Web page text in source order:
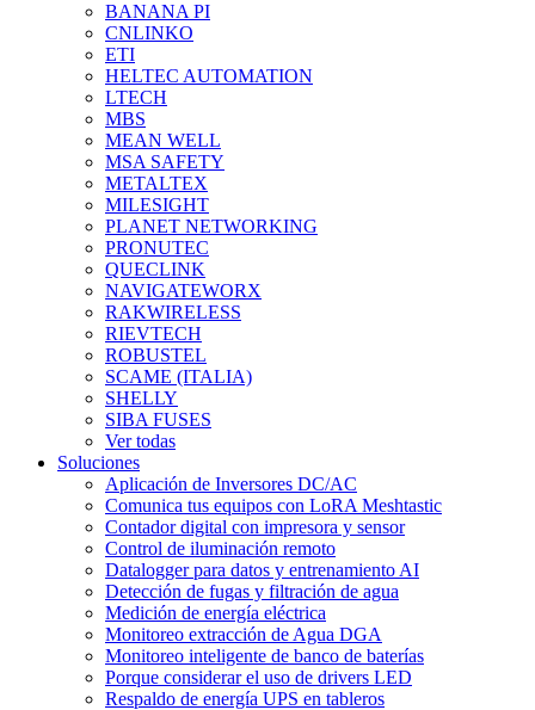
BANANA PI
CNLINKO
ETI
HELTEC AUTOMATION
LTECH
MBS
MEAN WELL
MSA SAFETY
METALTEX
MILESIGHT
PLANET NETWORKING
PRONUTEC
QUECLINK
NAVIGATEWORX
RAKWIRELESS
RIEVTECH
ROBUSTEL
SCAME (ITALIA)
SHELLY
SIBA FUSES
Ver todas
Soluciones
Aplicación de Inversores DC/AC
Comunica tus equipos con LoRA Meshtastic
Contador digital con impresora y sensor
Control de iluminación remoto
Datalogger para datos y entrenamiento AI
Detección de fugas y filtración de agua
Medición de energía eléctrica
Monitoreo extracción de Agua DGA
Monitoreo inteligente de banco de baterías
Porque considerar el uso de drivers LED
Respaldo de energía UPS en tableros